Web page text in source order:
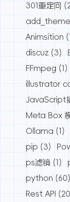
301重定向
Animsition
discuz (3)
FFmpeg (1)
illustrator
JavaScript
Meta Box
Ollama (1)
pip (3)
ps滤镜 (1)
python (60)
Rest API